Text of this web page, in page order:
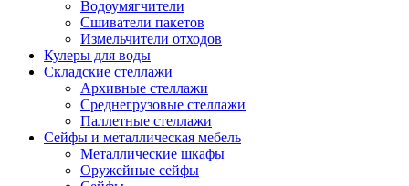
Водоумягчители
Сшиватели пакетов
Измельчители отходов
Кулеры для воды
Складские стеллажи
Архивные стеллажи
Среднегрузовые стеллажи
Паллетные стеллажи
Сейфы и металлическая мебель
Металлические шкафы
Оружейные сейфы